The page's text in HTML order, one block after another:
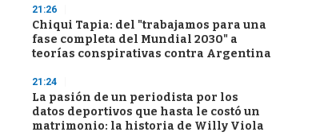
21:26
Chiqui Tapia: del "trabajamos para una
fase completa del Mundial 2030" a
teorías conspirativas contra Argentina
21:24
La pasión de un periodista por los
datos deportivos que hasta le costó un
matrimonio: la historia de Willy Viola